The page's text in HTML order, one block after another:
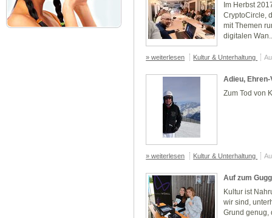
Im Herbst
CryptoCircle,
mit Themen
digitalen
» weiterlesen Kultur & Unterhaltung
Adieu, Ehren-
Zum Tod von
» weiterlesen Kultur & Unterhaltung
Auf zum
Kultur ist
wir sind,
Grund genug,